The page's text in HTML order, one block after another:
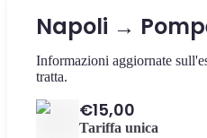
Napoli →
Informazioni aggiornate
tratta.
€15,00
Tariffa unica